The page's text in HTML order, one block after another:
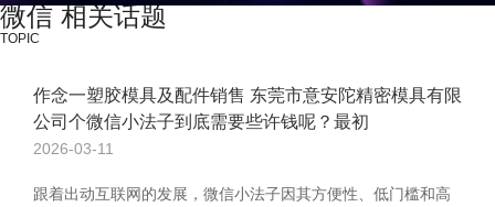
微信 相关话题
TOPIC
作念一塑胶模具及配件销售 东莞市意安陀精密模具有限
公司个微信小法子到底需要些许钱呢？最初
2026-03-11
跟着出动互联网的发展，微信小法子因其方便性、低门槛和高